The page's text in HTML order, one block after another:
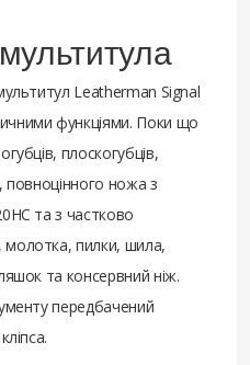
Leatherman Signal
функціями. Поки що
плоскогубців,
повноцінного ножа з
та з частково
пилки, шила,
та консервний ніж.
передбачений